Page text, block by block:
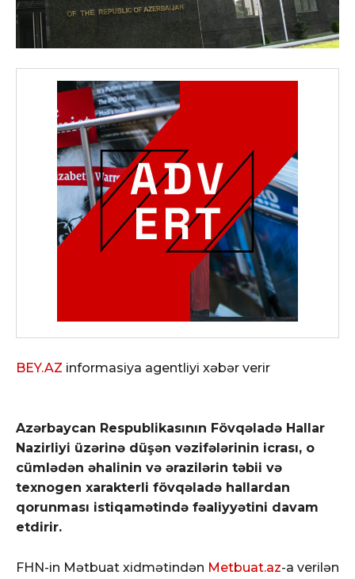
BEY.AZ informasiya agentliyi xəbər verir
Azərbaycan Respublikasının Fövqəladə Hallar
Nazirliyi üzərinə düşən vəzifələrinin icrası, o
cümlədən əhalinin və ərazilərin təbii və
texnogen xarakterli fövqəladə hallardan
qorunması istiqamətində fəaliyyətini davam
etdirir.
FHN-in Mətbuat xidmətindən Metbuat.az-a verilən